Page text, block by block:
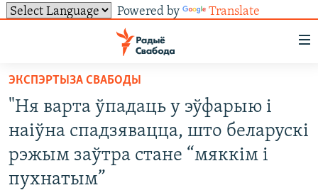
Powered by Translate
ўнівэрсальнага
доступу
Перайсьці
галоўнага
зьместу
Перайсьці
да
НАВІНЫ
УСЕ НАВІНЫ
ТОЛЬКІ НА СВАБОДЗЕ
СУВЯЗЬ
АБЫСЬЦІ БЛЯКАВАНЬНЕ
ЭКСПЭРТЫЗА СВАБОДЫ
"Ня варта ўпадаць у эўфарыю і
наіўна спадзявацца, што беларускі
рэжым заўтра стане “мяккім і
пухнатым”